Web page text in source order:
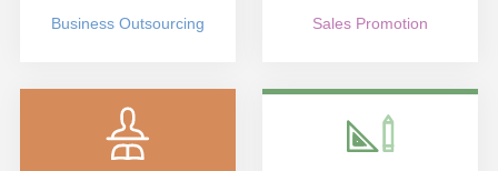
Business Outsourcing Sales Promotion